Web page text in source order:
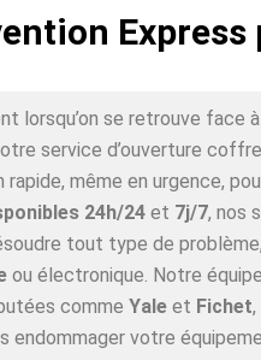
lorsqu’on se retrouve face à
service d’ouverture
même en urgence,
24h/24 et 7j/7, nos
tout type de problème,
ou électronique. Notre
comme Yaleet Fichet
endommager votre